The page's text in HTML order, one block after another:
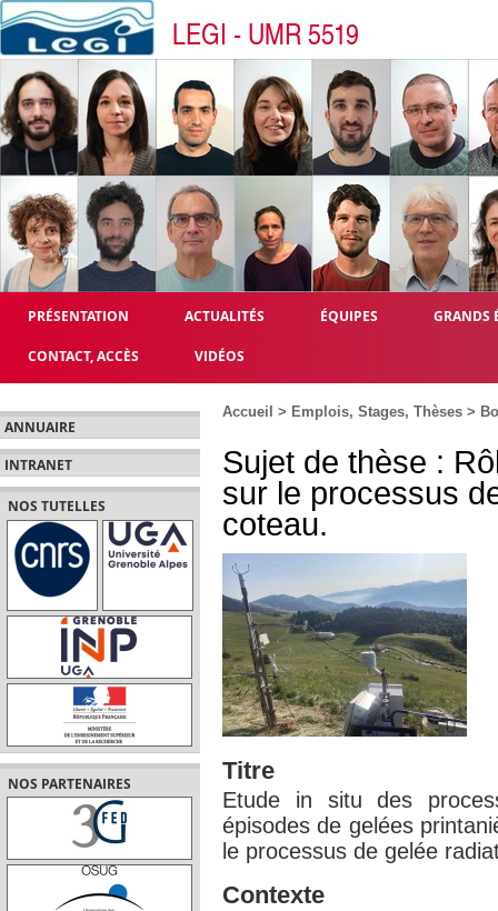
LEGI - UMR 5519
PRÉSENTATION ACTUALITÉS ÉQUIPES GRANDS
CONTACT, ACCÈS VIDÉOS
ANNUAIRE
INTRANET
NOS TUTELLES
NOS PARTENAIRES
Accueil > Emplois, Stages, Thèses >
Sujet de thèse :
sur le processus
coteau.
Titre
Etude in situ des
épisodes de gelées
le processus de gelée
Contexte